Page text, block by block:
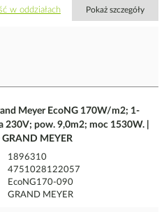
w oddziałach Pokaż szczegóły
Meyer EcoNG 170W/m2; 1-
230V; pow. 9,0m2; moc 1530W. |
MEYER
1896310
4751028122057
EcoNG170-090
GRAND MEYER